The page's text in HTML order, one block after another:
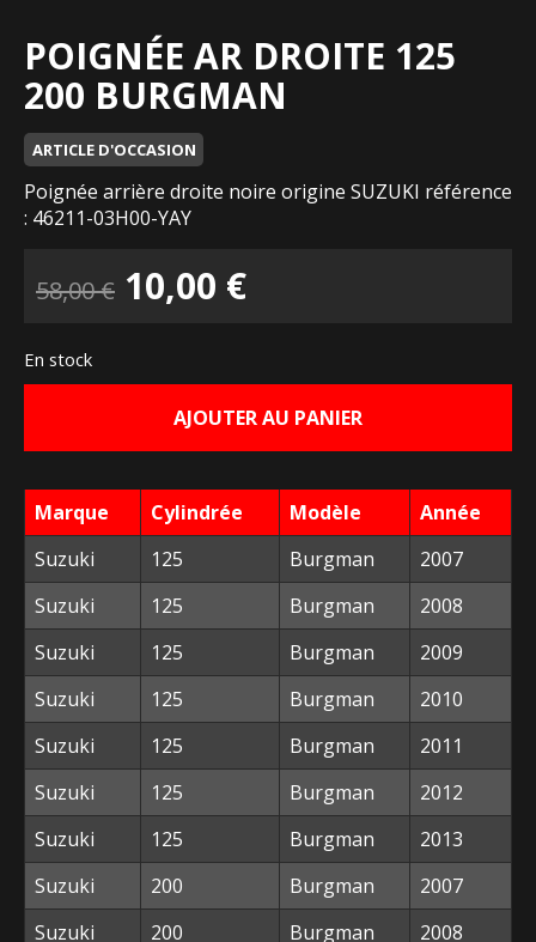
POIGNÉE AR DROITE 125
200 BURGMAN
ARTICLE D'OCCASION
Poignée arrière droite noire origine SUZUKI référence
: 46211-03H00-YAY
58,00€ Le
initial
était :
58,00 €.
10,00 €Le
actuel
est :
10,00 €.
En stock
AJOUTER AU PANIER
Marque Cylindrée Modèle
Année
Suzuki
125 Burgman
2007
Suzuki
125 Burgman
2008
Suzuki
125 Burgman
2009
Suzuki
125 Burgman
2010
Suzuki
125 Burgman
2011
Suzuki
125 Burgman
2012
Suzuki
125 Burgman
2013
Suzuki
200 Burgman
2007
Suzuki
200 Burgman 2008